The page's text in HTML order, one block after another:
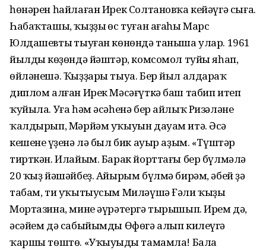
һөнәрен һайлаған Ирек Солтановҡа кейәүгә сыға.
Һабаҡташы, ҡыҙҙың өс туған ағаһы Марс
Юлдашевтың тыуған көнөндә таныша улар. 1961
йылдың көҙөндә йәштәр, комсомол туйы яһап,
өйләнешә. Ҡыҙҙары тыуа. Бер йыл алдараҡ
диплом алған Ирек Мәсәғүткә баш табип итеп
ҡуйыла. Уға һәм әсәһенә бер айлыҡ Ризәләне
ҡалдырып, Мәрйәм уҡыуын дауам итә. Әсә
кешенең үҙенә лә был бик ауыр аҙым. «Түштәр
тирткән. Илайым. Барак йорттағы бер бүлмәлә
20 ҡыҙ йәшәйбеҙ. Айырым бүлмә бирәм, әбей ҙә
табам, ти уҡытыусым Миләүшә Ғәли ҡыҙы
Мортазина, мине әүрәтергә тырышып. Ирем дә,
әсәйем дә сабыйымды Өфөгә алып килеүгә
ҡаршы төштө. «Уҡыуыңды тамамла! Бала